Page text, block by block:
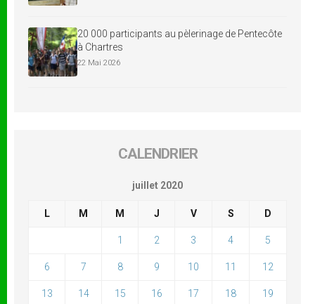
20 000 participants au pèlerinage de Pentecôte
à Chartres
22 Mai 2026
CALENDRIER
juillet 2020
L M M J V S D
1 2 3 4 5
6 7 8 9 10 11 12
13 14 15 16 17 18 19